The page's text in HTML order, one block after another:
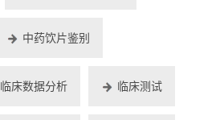
中药饮片鉴别
临床数据分析 临床测试